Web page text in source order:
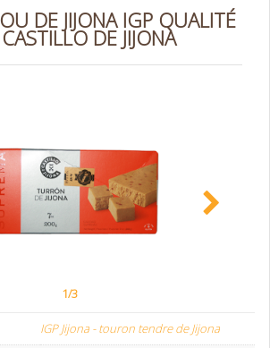
DE JIJONA IGP QUALITÉ
DE JIJONA
1/3
IGP Jijona - touron tendre de Jijona